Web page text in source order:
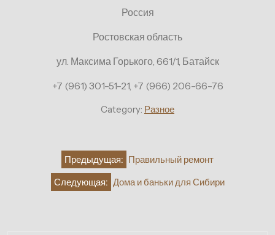
Россия
Ростовская область
ул. Максима Горького, 661/1, Батайск
+7 (961) 301-51-21, +7 (966) 206-66-76
Category: Разное
Навигация
записям
Предыдущая: Правильный ремонт
Следующая: Дома и баньки для Сибири